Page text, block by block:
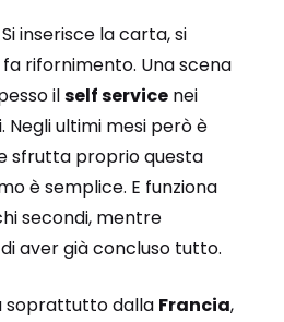
inserisce la carta, si
rifornimento. Una scena
ilself service nei
ultimi mesi però è
sfrutta proprio questa
è semplice. E funziona
secondi, mentre
aver già concluso tutto.
soprattutto dalla Francia,